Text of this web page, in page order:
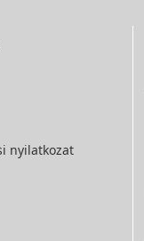
nyilatkozat